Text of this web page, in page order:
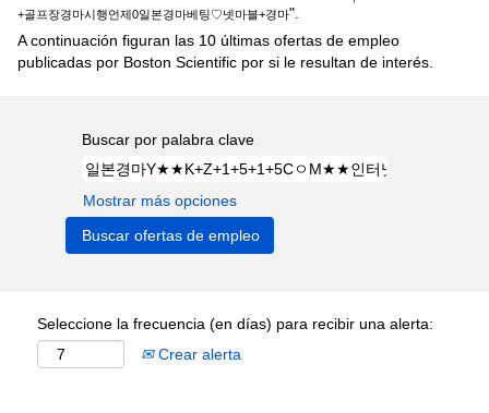
+골프장경마시행언제0일본경마베팅♡넷마블+경마".
A continuación figuran las 10 últimas ofertas de empleo
publicadas por Boston Scientific por si le resultan de interés.
Buscar por palabra clave
Mostrar más opciones
Seleccione la frecuencia (en días) para recibir una alerta:
Crear alerta